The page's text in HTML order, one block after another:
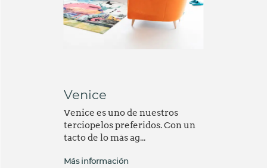
Venice
Venice es uno de nuestros
terciopelos preferidos. Con un
tacto de lo más ag...
Más información